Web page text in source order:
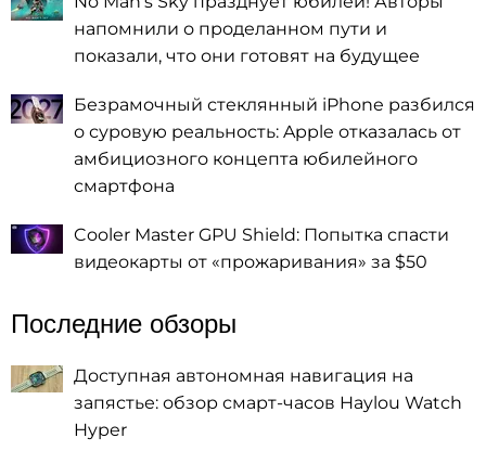
напомнили о проделанном пути и
показали, что они готовят на будущее
Безрамочный стеклянный iPhone разбился
о суровую реальность: Apple отказалась от
амбициозного концепта юбилейного
смартфона
Cooler Master GPU Shield: Попытка спасти
видеокарты от «прожаривания» за $50
Последние обзоры
Доступная автономная навигация на
запястье: обзор смарт-часов Haylou Watch
Hyper